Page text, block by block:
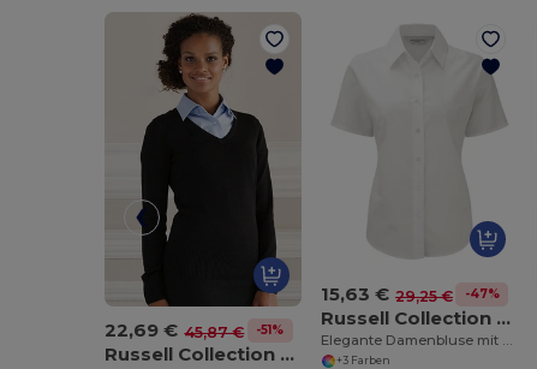
22,69 € 45,87 € -51%
Russell Collection R-710F-0
15,63 € 29,25 € -47%
Russell Collection R-933F-0
+3 Farben